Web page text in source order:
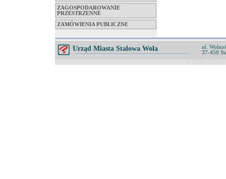
ZAGOSPODAROWANIE
PRZESTRZENNE
ZAMÓWIENIA PUBLICZNE
Urząd Miasta Stalowa Wola
ul.
37-450